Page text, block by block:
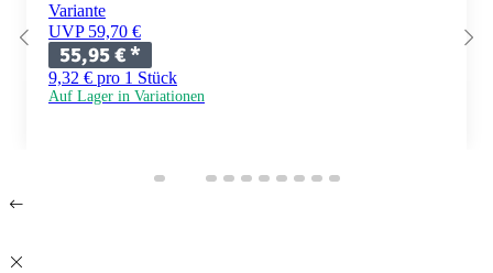
Variante
UVP 59,70 €
55,95 €*
9,32 € pro 1 Stück
Auf Lager in Variationen